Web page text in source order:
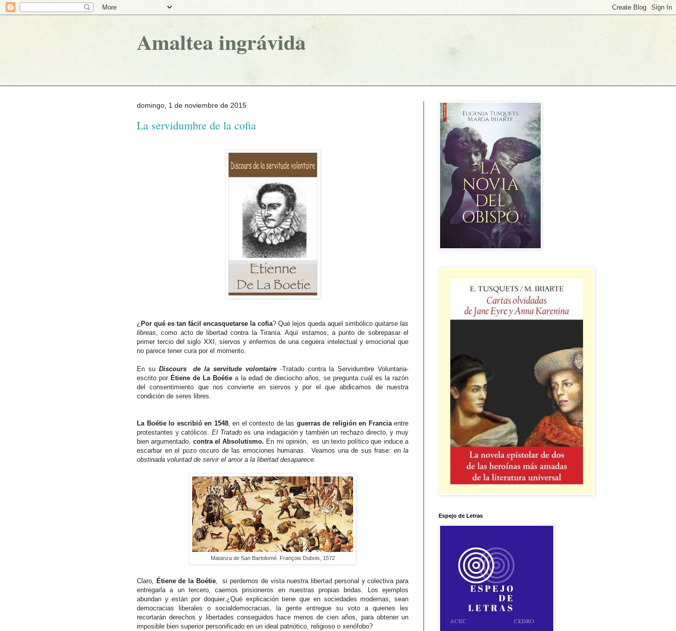
Amaltea ingrávida
domingo, 1 de noviembre de 2015
La servidumbre de la cofia
¿ Por qué es tan fácil encasquetarse la cofia? Qué lejos queda aquel simbólico quitarse las
libreas , como acto de libertad contra la Tiranía. Aquí estamos, a punto de sobrepasar el
primer tercio del siglo XXI, siervos y enfermos de una ceguera intelectual y emocional que
no parece tener cura por el momento.
En su Discours de la servitude volontaire-Tratado contra la Servidumbre Voluntaria-
escrito por Étiene de La Boétie a la edad de dieciocho años, se pregunta cuál es la razón
del consentimiento que nos convierte en siervos y por el que abdicamos de nuestra
condición de seres libres.
La Boétie lo escribió en 1548, en el contexto de las guerras de religión en Franciaentre
protestantes y católicos. El Tratadoes una indagación y también un rechazo directo, y muy
bien argumentado, contra el Absolutismo. En mi opinión, es un texto político que induce a
escarbar en el pozo oscuro de las emociones humanas. Veamos una de sus frase: en la
obstinada voluntad de servir el amor a la libertad desaparece
Matanza de San Bartolomé. François Dubois, 1572
Claro, Étiene de la Boétie, si perdemos de vista nuestra libertad personal y colectiva para
entregarla a un tercero, caemos prisioneros en nuestras propias bridas. Los ejemplos
abundan y están por doquier.¿Qué explicación tiene que en sociedades modernas, sean
democracias liberales o socialdemocracias, la gente entregue su voto a quienes les
recortarán derechos y libertades conseguidos hace menos de cien años, para obtener un
imposible bien superior personificado en un ideal patriótico, religioso o xenófobo?
Espejo de Letras